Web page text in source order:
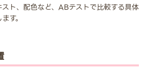
ト、配色など、ABテストで比較する具体
す。